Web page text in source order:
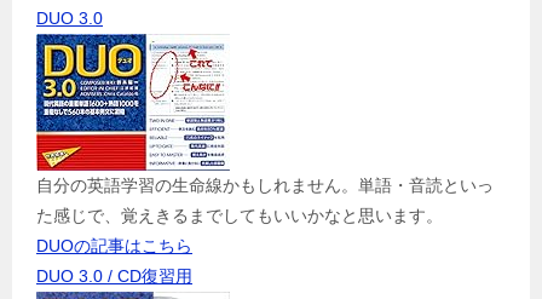
DUO 3.0
自分の英語学習の生命線かもしれません。単語・音読といっ
た感じで、覚えきるまでしてもいいかなと思います。
DUOの記事はこちら
DUO 3.0 / CD復習用